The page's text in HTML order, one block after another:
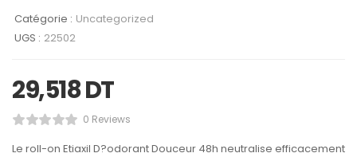
Catégorie : Uncategorized
UGS : 22502
29,518DT
0 Reviews
Le roll-on Etiaxil D?odorant Douceur 48h neutralise efficacement